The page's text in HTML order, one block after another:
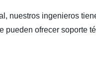
nuestros ingenieros
pueden ofrecer soporte